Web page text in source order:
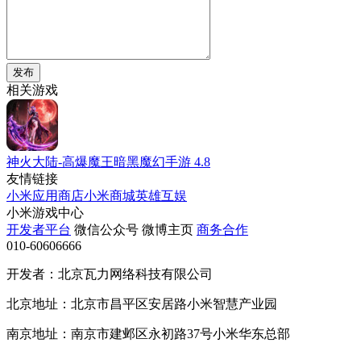
发布
相关游戏
神火大陆-高爆魔王暗黑魔幻手游 4.8
友情链接
小米应用商店小米商城英雄互娱
小米游戏中心
开发者平台 微信公众号 微博主页 商务合作
010-60606666
开发者：北京瓦力网络科技有限公司
北京地址：北京市昌平区安居路小米智慧产业园
南京地址：南京市建邺区永初路37号小米华东总部